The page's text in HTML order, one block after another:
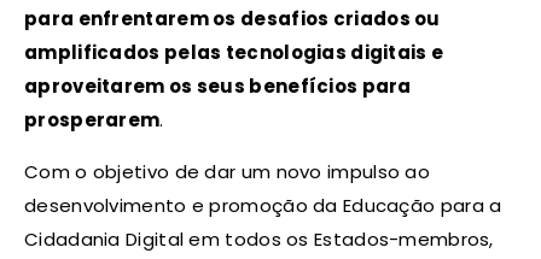
para enfrentarem os desafios criados ou
amplificados pelas tecnologias digitais e
aproveitarem os seus benefícios para
prosperarem.
Com o objetivo de dar um novo impulso ao
desenvolvimento e promoção da Educação para a
Cidadania Digital em todos os Estados-membros,